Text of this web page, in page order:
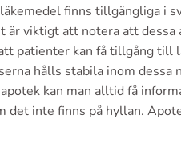
finns tillgängliga i
är viktigt att notera att dessa
patienter kan få tillgång till
hålls stabila inom dessa
kan man alltid få
det inte finns på hyllan.